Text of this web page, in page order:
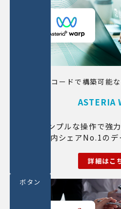
ノーコードで構築可能
ASTERIA
シンプルな操作で強
国内シェアNo.1の
詳細はこ
ボタン